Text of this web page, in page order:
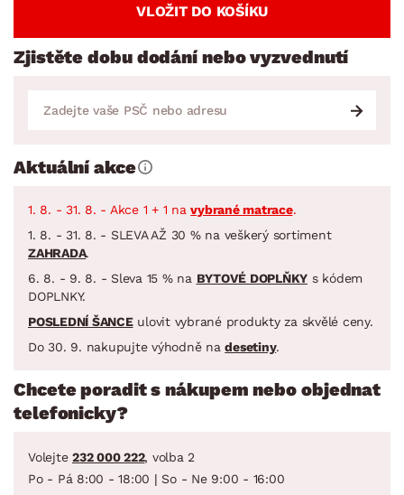
VLOŽIT DO KOŠÍKU
Zjistěte dobu dodání nebo vyzvednutí
Aktuální akce
1. 8. - 31. 8. - Akce 1 + 1 navybrané matrace.
1. 8. - 31. 8. - SLEVA AŽ 30 % na veškerý sortiment
ZAHRADA.
6. 8. - 9. 8. - Sleva 15 % na BYTOVÉ DOPLŇKY s kódem
DOPLNKY.
POSLEDNÍ ŠANCEulovit vybrané produkty za skvělé ceny.
Do 30. 9. nakupujte výhodně nadesetiny.
Chcete poradit s nákupem nebo objednat
telefonicky?
Volejte 232 000 222, volba 2
Po - Pá 8:00 - 18:00 | So - Ne 9:00 - 16:00